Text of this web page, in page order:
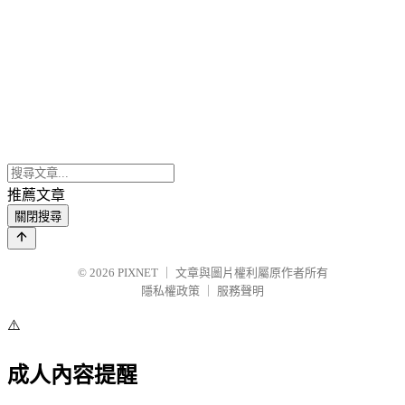
推薦文章
關閉搜尋
© 2026 PIXNET
文章與圖片權利屬原作者所有
隱私權政策
服務聲明
⚠️
成人內容提醒